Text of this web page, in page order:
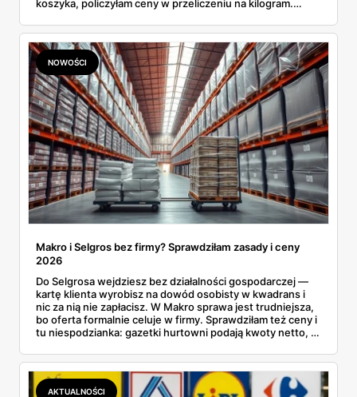
koszyka, policzyłam ceny w przeliczeniu na kilogram.
prawie 140 zł za kilogram, ale lody do mrożenia i rurki
waflowe bronią się nawet bez rabatu.
NOWOŚCI
Makro i Selgros bez firmy? Sprawdziłam zasady i ceny
2026
Do Selgrosa wejdziesz bez działalności gospodarczej —
kartę klienta wyrobisz na dowód osobisty w kwadrans i
nic za nią nie zapłacisz. W Makro sprawa jest trudniejsza,
bo oferta formalnie celuje w firmy. Sprawdziłam też ceny i
tu niespodzianka: gazetki hurtowni podają kwoty netto, a
zawsze wygrywa — ta sama kawa ziarnista kosztuje w
Makro ponad dwa razy więcej niż w weekendowej
promocji dyskontu.
AKTUALNOŚCI